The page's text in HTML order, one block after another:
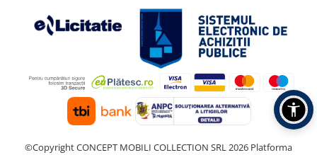
©Copyright CONCEPT MOBILI COLLECTION SRL 2026 Platforma